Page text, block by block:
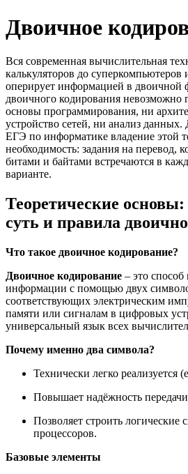
Двоичное
Вся современная вычислительная
калькуляторов до суперкомпьютеров
оперирует информацией в двоичной
двоичного кодирования невозможно
основы программирования, ни
устройство сетей, ни анализ
ЕГЭ по информатике владение этой
необходимость: задания на перевод,
битами и байтами встречаются в
варианте.
Теоретические основы:
суть и правила
Что такое двоичное кодирование?
Двоичное кодирование – это способ
информации с помощью двух
соответствующих электрическим
памяти или сигналам в цифровых
универсальный язык всех
Почему именно два символа?
Технически легко реализуется
Повышает надёжность
Позволяет строить логические
процессоров.
Базовые элементы